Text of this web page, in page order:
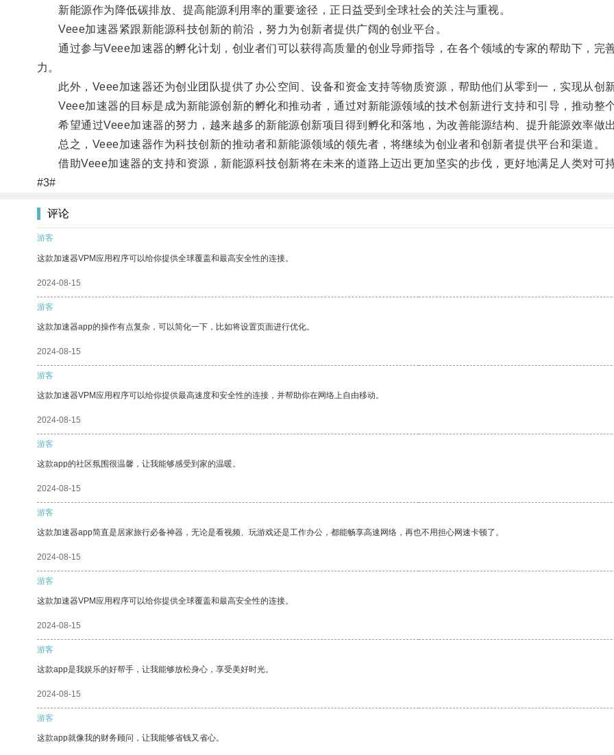
新能源作为降低碳排放、提高能源利用率的重要途径，正日益受到全球社会的关注与重视。
Veee加速器紧跟新能源科技创新的前沿，努力为创新者提供广阔的创业平台。
通过参与Veee加速器的孵化计划，创业者们可以获得高质量的创业导师指导，在各个领域的专家的帮助下，完
力。
此外，Veee加速器还为创业团队提供了办公空间、设备和资金支持等物质资源，帮助他们从零到一，实现从创新
Veee加速器的目标是成为新能源创新的孵化和推动者，通过对新能源领域的技术创新进行支持和引导，推动整个
希望通过Veee加速器的努力，越来越多的新能源创新项目得到孵化和落地，为改善能源结构、提升能源效率做出
总之，Veee加速器作为科技创新的推动者和新能源领域的领先者，将继续为创业者和创新者提供平台和渠道。
借助Veee加速器的支持和资源，新能源科技创新将在未来的道路上迈出更加坚实的步伐，更好地满足人类对可持
#3#
评论
游客
这款加速器VPM应用程序可以给你提供全球覆盖和最高安全性的连接。
2024-08-15
游客
这款加速器app的操作有点复杂，可以简化一下，比如将设置页面进行优化。
2024-08-15
游客
这款加速器VPM应用程序可以给你提供最高速度和安全性的连接，并帮助你在网络上自由移动。
2024-08-15
游客
这款app的社区氛围很温馨，让我能够感受到家的温暖。
2024-08-15
游客
这款加速器app简直是居家旅行必备神器，无论是看视频、玩游戏还是工作办公，都能畅享高速网络，再也不用担心网速卡顿了。
2024-08-15
游客
这款加速器VPM应用程序可以给你提供全球覆盖和最高安全性的连接。
2024-08-15
游客
这款app是我娱乐的好帮手，让我能够放松身心，享受美好时光。
2024-08-15
游客
这款app就像我的财务顾问，让我能够省钱又省心。